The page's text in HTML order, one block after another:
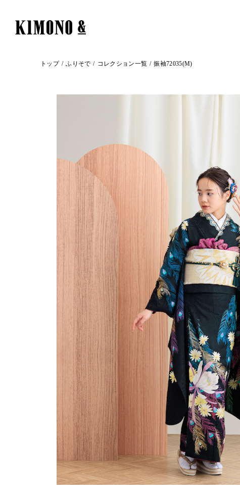
トップ ふりそで コレクション一覧 振袖72035(M)